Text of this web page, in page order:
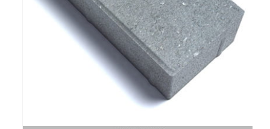
Серый Черный
Применение
Интенсивная эксплуатация